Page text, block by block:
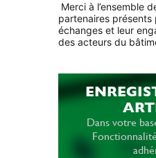
Merci à l’ensemble
partenaires présents
échanges et leur
des acteurs du
Dans votre